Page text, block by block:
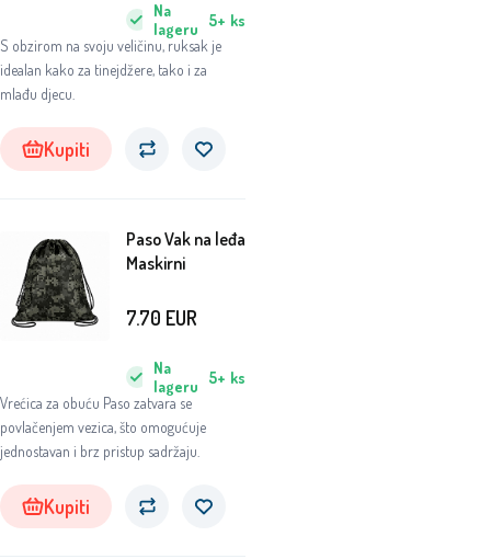
S obzirom na svoju veličinu, ruksak je
idealan kako za tinejdžere, tako i za
mlađu djecu.
Na
lageru
5+ ks
Kupiti
Paso Vak na leđa
Maskirni
Vrećica za obuću Paso zatvara se
povlačenjem vezica, što omogućuje
jednostavan i brz pristup sadržaju.
Na
lageru
5+ ks
7.70 EUR
Kupiti